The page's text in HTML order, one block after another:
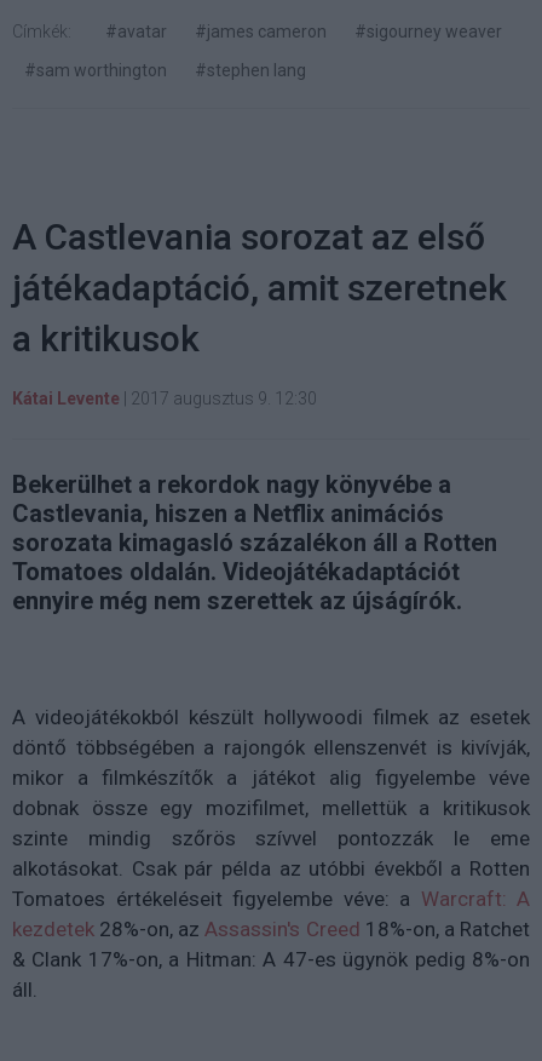
Címkék: #avatar #james cameron
#sigourney weaver
#sam worthington
#stephen lang
A Castlevania sorozat az első
játékadaptáció, amit szeretnek
a kritikusok
Kátai Levente | 2017 augusztus 9. 12:30
Bekerülhet a rekordok nagy könyvébe a
Castlevania, hiszen a Netflix animációs
sorozata kimagasló százalékon áll a Rotten
Tomatoes oldalán. Videojátékadaptációt
ennyire még nem szerettek az újságírók.
A videojátékokból készült hollywoodi filmek az esetek
döntő többségében a rajongók ellenszenvét is kivívják,
mikor a filmkészítők a játékot alig figyelembe véve
dobnak össze egy mozifilmet, mellettük a kritikusok
szinte mindig szőrös szívvel pontozzák le eme
alkotásokat. Csak pár példa az utóbbi évekből a Rotten
Tomatoes értékeléseit figyelembe véve: a Warcraft: A
kezdetek 28%-on, az Assassin's Creed 18%-on, a Ratchet
& Clank 17%-on, a Hitman: A 47-es ügynök pedig 8%-on
áll.